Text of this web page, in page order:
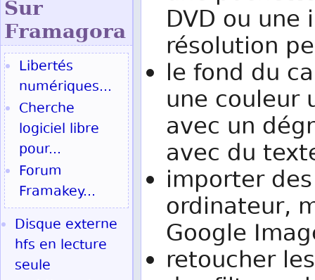
DVD ou
résolution
le fond du
une couleur
avec un
avec du
importer
ordinateur,
Google
retoucher
Sur
Framagora
Libertés
numériques...
Cherche
logiciel libre
pour...
Forum
Framakey...
Disque externe
hfs en lecture
seule